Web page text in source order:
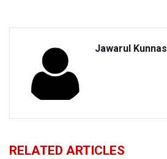
Jawarul Kunnas
RELATED ARTICLES